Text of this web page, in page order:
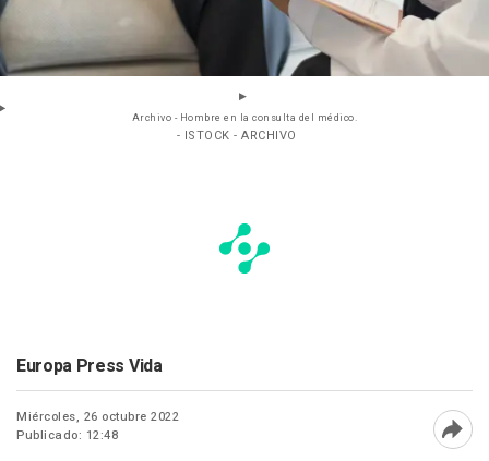
Archivo - Hombre en la consulta del médico.
- ISTOCK - ARCHIVO
Europa Press Vida
Miércoles, 26 octubre 2022
Publicado: 12:48